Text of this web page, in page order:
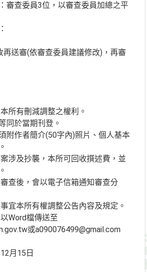
審查委員3位，以審查委員加總之平
再送審(依審查委員建議修改)，再審
所有刪減調整之權利。
同於當期刊登。
附作者簡介(50字內)照片、個人基本
涉及抄襲，本所可回收撰述費，並
查後，會以電子信箱通知審查分
宜本所有權調整公告內容及規定。
Word檔傳送至
或a090076499@gmail.com
月15日